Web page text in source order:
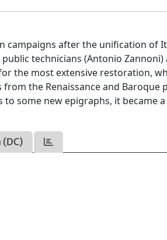
campaigns after the unification of
technicians (Antonio Zannoni)
the most extensive restoration,
the Renaissance and Baroque
some new epigraphs, it became
(DC)